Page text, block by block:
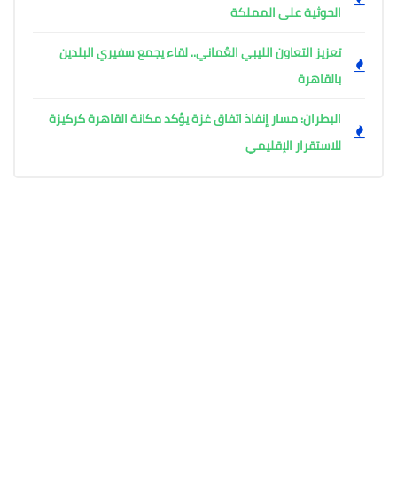
الحوثية على المملكة
تعزيز التعاون الليبي العُماني.. لقاء يجمع سفيري البلدين
بالقاهرة
البطران: مسار إنفاذ اتفاق غزة يؤكد مكانة القاهرة كركيزة
للاستقرار الإقليمي